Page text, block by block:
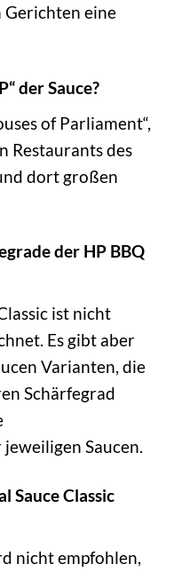
Gerichten eine
der Sauce?
of Parliament“,
Restaurants des
dort großen
der HP BBQ
ist nicht
Es gibt aber
Varianten, die
Schärfegrad
Saucen.
Sauce Classic
nicht empfohlen,